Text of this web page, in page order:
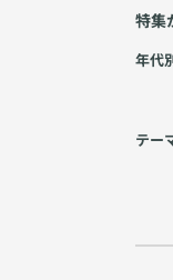
特集
年代
テー